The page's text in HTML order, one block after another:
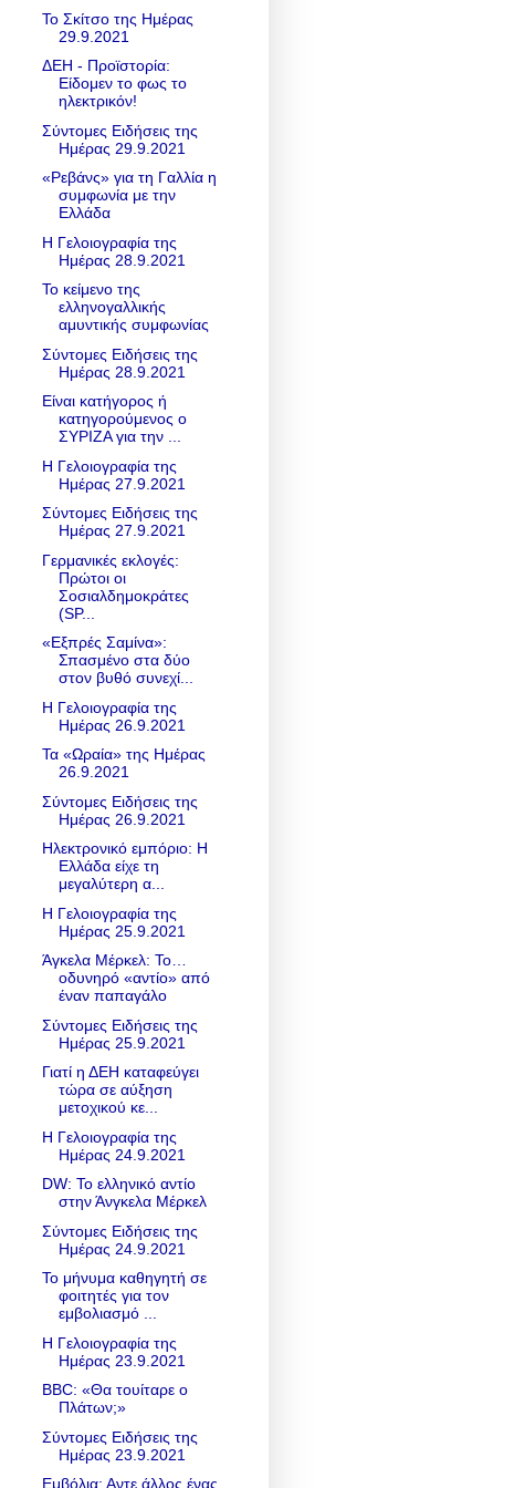
Το Σκίτσο της Ημέρας
29.9.2021
ΔΕΗ - Προϊστορία:
Είδομεν το φως το
ηλεκτρικόν!
Σύντομες Ειδήσεις της
Ημέρας 29.9.2021
«Ρεβάνς» για τη Γαλλία η
συμφωνία με την
Ελλάδα
Η Γελοιογραφία της
Ημέρας 28.9.2021
Το κείμενο της
ελληνογαλλικής
αμυντικής συμφωνίας
Σύντομες Ειδήσεις της
Ημέρας 28.9.2021
Είναι κατήγορος ή
κατηγορούμενος ο
ΣΥΡΙΖΑ για την ...
Η Γελοιογραφία της
Ημέρας 27.9.2021
Σύντομες Ειδήσεις της
Ημέρας 27.9.2021
Γερμανικές εκλογές:
Πρώτοι οι
Σοσιαλδημοκράτες
(SP...
«Εξπρές Σαμίνα»:
Σπασμένο στα δύο
στον βυθό συνεχί...
Η Γελοιογραφία της
Ημέρας 26.9.2021
Τα «Ωραία» της Ημέρας
26.9.2021
Σύντομες Ειδήσεις της
Ημέρας 26.9.2021
Ηλεκτρονικό εμπόριο: Η
Ελλάδα είχε τη
μεγαλύτερη α...
Η Γελοιογραφία της
Ημέρας 25.9.2021
Άγκελα Μέρκελ: To…
οδυνηρό «αντίο» από
έναν παπαγάλο
Σύντομες Ειδήσεις της
Ημέρας 25.9.2021
Γιατί η ΔΕΗ καταφεύγει
τώρα σε αύξηση
μετοχικού κε...
Η Γελοιογραφία της
Ημέρας 24.9.2021
DW: Το ελληνικό αντίο
στην Άνγκελα Μέρκελ
Σύντομες Ειδήσεις της
Ημέρας 24.9.2021
Το μήνυμα καθηγητή σε
φοιτητές για τον
εμβολιασμό ...
Η Γελοιογραφία της
Ημέρας 23.9.2021
BBC: «Θα τουίταρε ο
Πλάτων;»
Σύντομες Ειδήσεις της
Ημέρας 23.9.2021
Εμβόλια: Αντε άλλος ένας